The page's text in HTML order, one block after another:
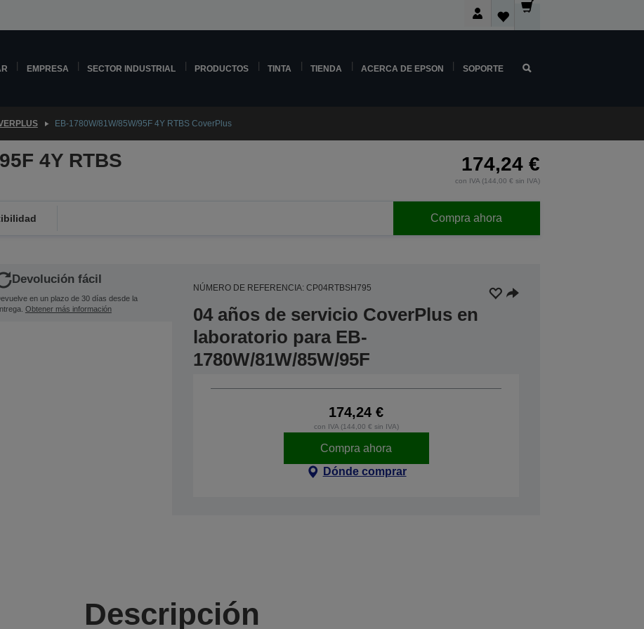
EMPRESA SECTOR INDUSTRIAL PRODUCTOS TINTA TIENDA ACERCA DE EPSON SOPORTE
EB-1780W/81W/85W/95F 4Y RTBS CoverPlus
4Y RTBS
174,24 €
con IVA (144,00 € sin IVA)
Compra ahora
Devolución fácil
en un plazo de 30 días desde la
Obtener más información
NÚMERO DE REFERENCIA: CP04RTBSH795
04 años de servicio CoverPlus en
laboratorio para EB-
1780W/81W/85W/95F
174,24 €
con IVA (144,00 € sin IVA)
Compra ahora
Dónde comprar
Descripción